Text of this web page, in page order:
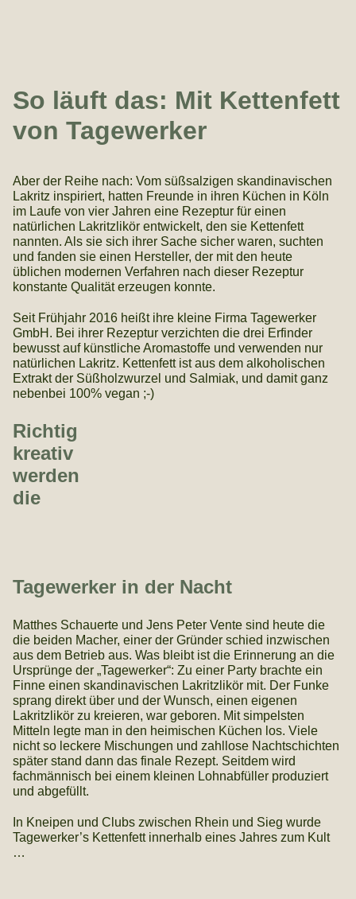
So läuft das: Mit Kettenfett
von Tagewerker
Aber der Reihe nach: Vom süßsalzigen skandinavischen
Lakritz inspiriert, hatten Freunde in ihren Küchen in Köln
im Laufe von vier Jahren eine Rezeptur für einen
natürlichen Lakritzlikör entwickelt, den sie Kettenfett
nannten. Als sie sich ihrer Sache sicher waren, suchten
und fanden sie einen Hersteller, der mit den heute
üblichen modernen Verfahren nach dieser Rezeptur
konstante Qualität erzeugen konnte.
Seit Frühjahr 2016 heißt ihre kleine Firma Tagewerker
GmbH. Bei ihrer Rezeptur verzichten die drei Erfinder
bewusst auf künstliche Aromastoffe und verwenden nur
natürlichen Lakritz. Kettenfett ist aus dem alkoholischen
Extrakt der Süßholzwurzel und Salmiak, und damit ganz
nebenbei 100% vegan ;-)
Richtig
kreativ
werden
die
Tagewerker in der Nacht
Matthes Schauerte und Jens Peter Vente sind heute die
die beiden Macher, einer der Gründer schied inzwischen
aus dem Betrieb aus. Was bleibt ist die Erinnerung an die
Ursprünge der „Tagewerker“: Zu einer Party brachte ein
Finne einen skandinavischen Lakritzlikör mit. Der Funke
sprang direkt über und der Wunsch, einen eigenen
Lakritzlikör zu kreieren, war geboren. Mit simpelsten
Mitteln legte man in den heimischen Küchen los. Viele
nicht so leckere Mischungen und zahllose Nachtschichten
später stand dann das finale Rezept. Seitdem wird
fachmännisch bei einem kleinen Lohnabfüller produziert
und abgefüllt.
In Kneipen und Clubs zwischen Rhein und Sieg wurde
Tagewerker’s Kettenfett innerhalb eines Jahres zum Kult
…